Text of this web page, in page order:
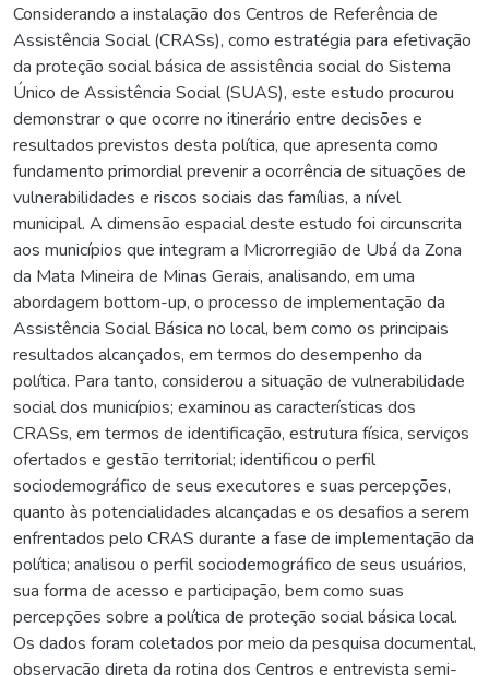
Considerando a instalação dos Centros de Referência de
Assistência Social (CRASs), como estratégia para efetivação
da proteção social básica de assistência social do Sistema
Único de Assistência Social (SUAS), este estudo procurou
demonstrar o que ocorre no itinerário entre decisões e
resultados previstos desta política, que apresenta como
fundamento primordial prevenir a ocorrência de situações de
vulnerabilidades e riscos sociais das famílias, a nível
municipal. A dimensão espacial deste estudo foi circunscrita
aos municípios que integram a Microrregião de Ubá da Zona
da Mata Mineira de Minas Gerais, analisando, em uma
abordagem bottom-up, o processo de implementação da
Assistência Social Básica no local, bem como os principais
resultados alcançados, em termos do desempenho da
política. Para tanto, considerou a situação de vulnerabilidade
social dos municípios; examinou as características dos
CRASs, em termos de identificação, estrutura física, serviços
ofertados e gestão territorial; identificou o perfil
sociodemográfico de seus executores e suas percepções,
quanto às potencialidades alcançadas e os desafios a serem
enfrentados pelo CRAS durante a fase de implementação da
política; analisou o perfil sociodemográfico de seus usuários,
sua forma de acesso e participação, bem como suas
percepções sobre a política de proteção social básica local.
Os dados foram coletados por meio da pesquisa documental,
observação direta da rotina dos Centros e entrevista semi-